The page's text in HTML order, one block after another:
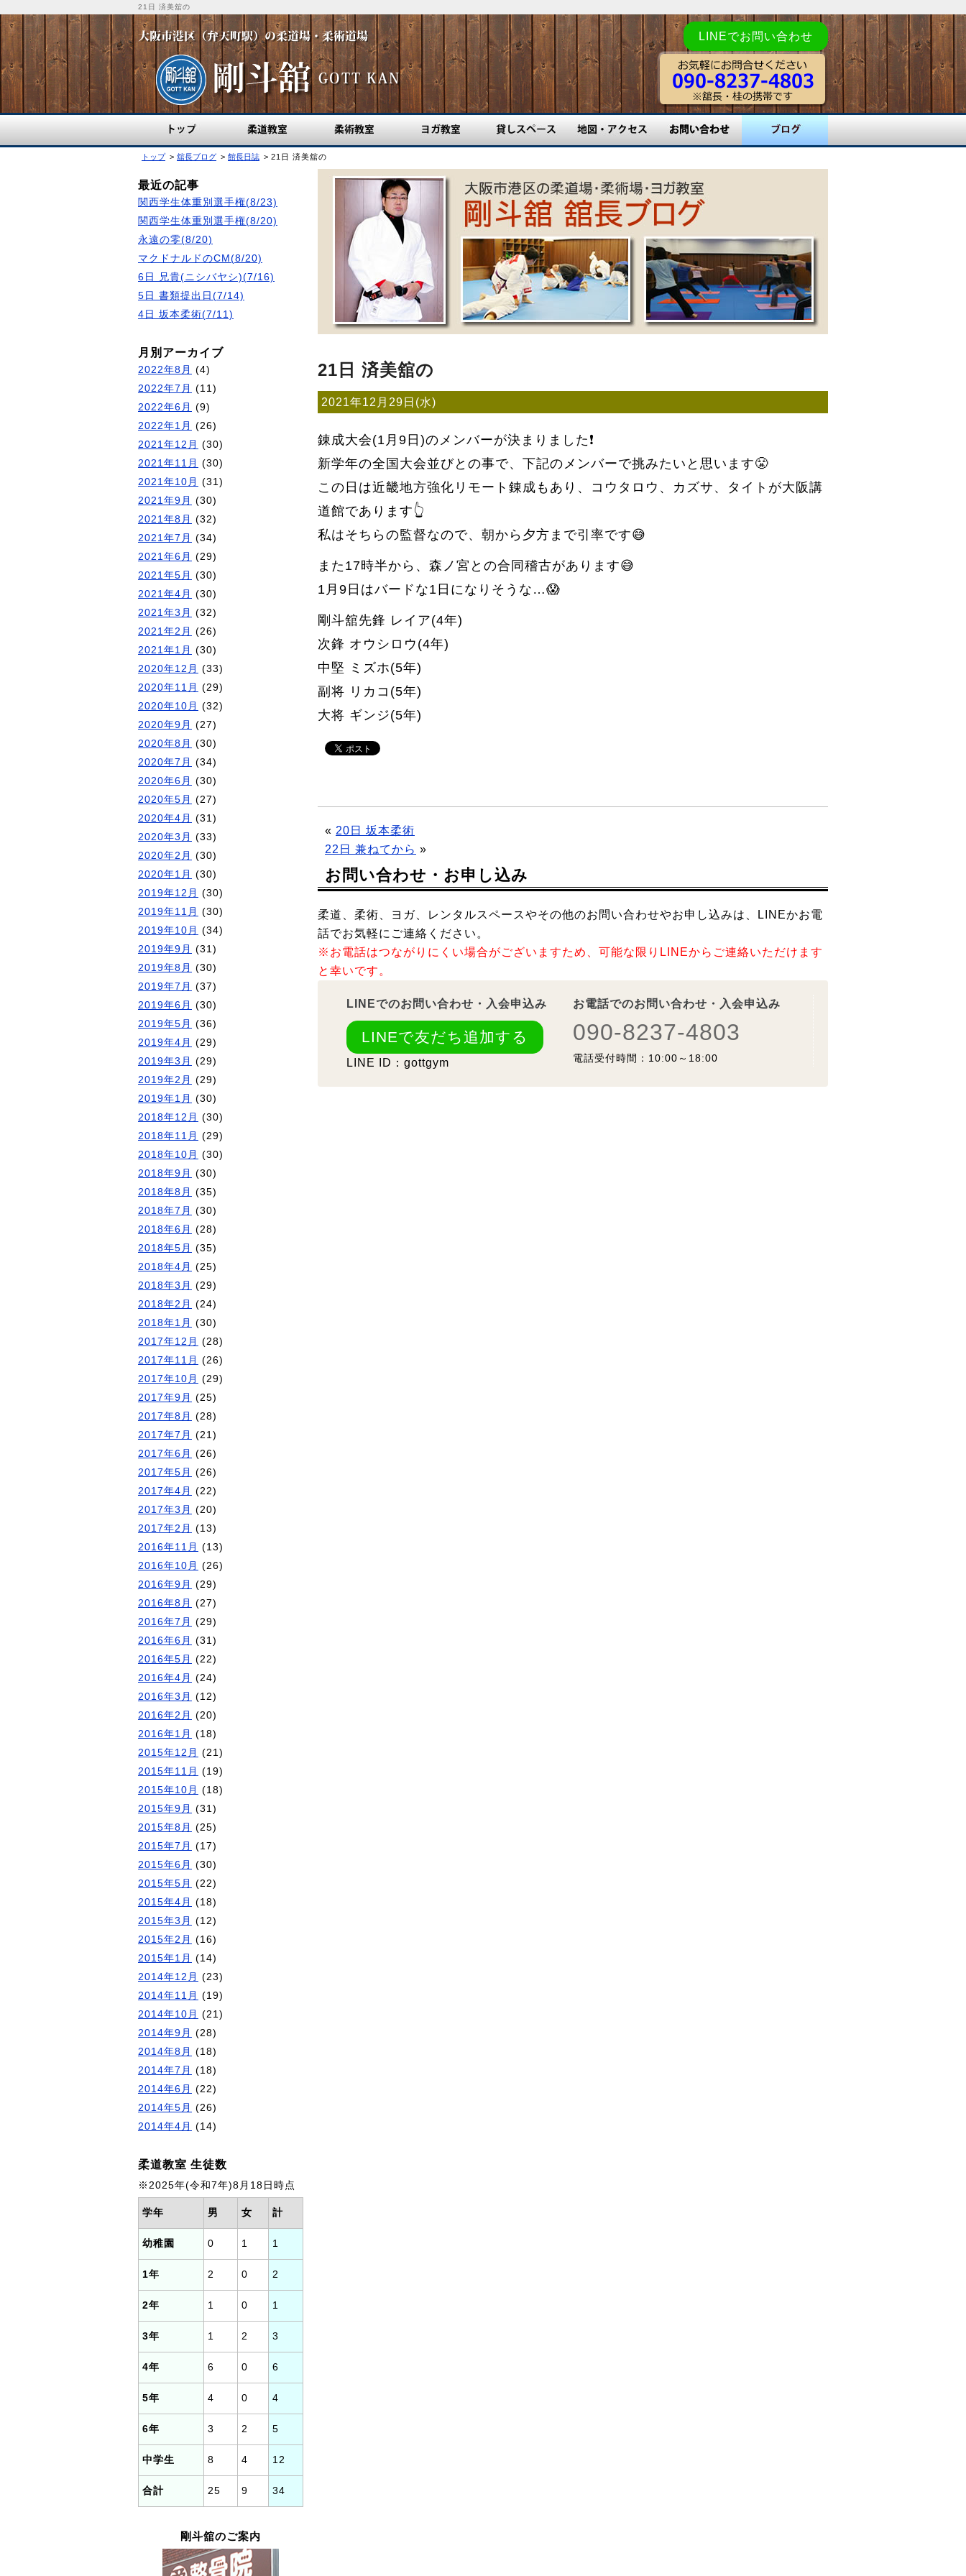
21日 済美舘の
LINEでお問い合わせ
トップ 柔道教室
トップ 舘長ブログ 館長日誌 21日 済美舘の
21日 済美舘の
2021年12月29日(水)
錬成大会(1月9日)のメンバーが決まりました❗
新学年の全国大会並びとの事で、下記のメンバーで挑みたいと思います😤
この日は近畿地方強化リモート錬成もあり、コウタロウ、カズサ、タイトが大阪講
道館であります👆
私はそちらの監督なので、朝から夕方まで引率です😅
また17時半から、森ノ宮との合同稽古があります😅
1月9日はバードな1日になりそうな…😱
剛斗舘先鋒 レイア(4年)
次鋒 オウシロウ(4年)
中堅 ミズホ(5年)
副将 リカコ(5年)
大将 ギンジ(5年)
« 20日 坂本柔術
22日 兼ねてから »
お問い合わせ・お申し込み
柔道、柔術、ヨガ、レンタルスペースやその他のお問い合わせやお申し込みは、LINEかお電
話でお気軽にご連絡ください。
※お電話はつながりにくい場合がございますため、可能な限りLINEからご連絡いただけます
と幸いです。
LINEでのお問い合わせ・入会申込み
LINEで友だち追加する
LINE ID：gottgym
お電話でのお問い合わせ・入会申込み
090-8237-4803
電話受付時間：10:00～18:00
最近の記事
関西学生体重別選手権(8/23)
関西学生体重別選手権(8/20)
永遠の零(8/20)
マクドナルドのCM(8/20)
6日 兄貴(ニシバヤシ)(7/16)
5日 書類提出日(7/14)
4日 坂本柔術(7/11)
月別アーカイブ
2022年8月
(4)
2022年7月
(11)
2022年6月
(9)
2022年1月
(26)
2021年12月
(30)
2021年11月
(30)
2021年10月
(31)
2021年9月
(30)
2021年8月
(32)
2021年7月
(34)
2021年6月
(29)
2021年5月
(30)
2021年4月
(30)
2021年3月
(32)
2021年2月
(26)
2021年1月
(30)
2020年12月
(33)
2020年11月
(29)
2020年10月
(32)
2020年9月
(27)
2020年8月
(30)
2020年7月
(34)
2020年6月
(30)
2020年5月
(27)
2020年4月
(31)
2020年3月
(33)
2020年2月
(30)
2020年1月
(30)
2019年12月
(30)
2019年11月
(30)
2019年10月
(34)
2019年9月
(31)
2019年8月
(30)
2019年7月
(37)
2019年6月
(30)
2019年5月
(36)
2019年4月
(29)
2019年3月
(29)
2019年2月
(29)
2019年1月
(30)
2018年12月
(30)
2018年11月
(29)
2018年10月
(30)
2018年9月
(30)
2018年8月
(35)
2018年7月
(30)
2018年6月
(28)
2018年5月
(35)
2018年4月
(25)
2018年3月
(29)
2018年2月
(24)
2018年1月
(30)
2017年12月
(28)
2017年11月
(26)
2017年10月
(29)
2017年9月
(25)
2017年8月
(28)
2017年7月
(21)
2017年6月
(26)
2017年5月
(26)
2017年4月
(22)
2017年3月
(20)
2017年2月
(13)
2016年11月
(13)
2016年10月
(26)
2016年9月
(29)
2016年8月
(27)
2016年7月
(29)
2016年6月
(31)
2016年5月
(22)
2016年4月
(24)
2016年3月
(12)
2016年2月
(20)
2016年1月
(18)
2015年12月
(21)
2015年11月
(19)
2015年10月
(18)
2015年9月
(31)
2015年8月
(25)
2015年7月
(17)
2015年6月
(30)
2015年5月
(22)
2015年4月
(18)
2015年3月
(12)
2015年2月
(16)
2015年1月
(14)
2014年12月
(23)
2014年11月
(19)
2014年10月
(21)
2014年9月
(28)
2014年8月
(18)
2014年7月
(18)
2014年6月
(22)
2014年5月
(26)
2014年4月
(14)
柔道教室 生徒数
※2025年(令和7年)8月18日時点
学年 男 女 計
幼稚園 0 1 1
1年 2 0 2
2年 1 0 1
3年 1 2 3
4年 6 0 6
5年 4 0 4
6年 3 2 5
中学生 8 4 12
合計 25 9 34
剛斗舘のご案内